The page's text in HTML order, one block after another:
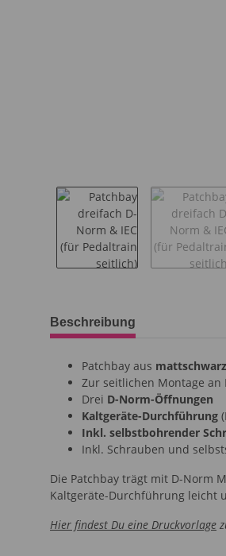
weitere Registerkarten anzeigen
Beschreibung
Patchbay aus
Zur seitlichen Montage an
Drei D-Norm-Öffnungen
Kaltgeräte-Durchführung
Inkl. selbstbohrender
Inkl. Schrauben und
Die Patchbay trägt mit D-Norm
Kaltgeräte-Durchführung leicht
Hier findest Du eine Druckvorlage